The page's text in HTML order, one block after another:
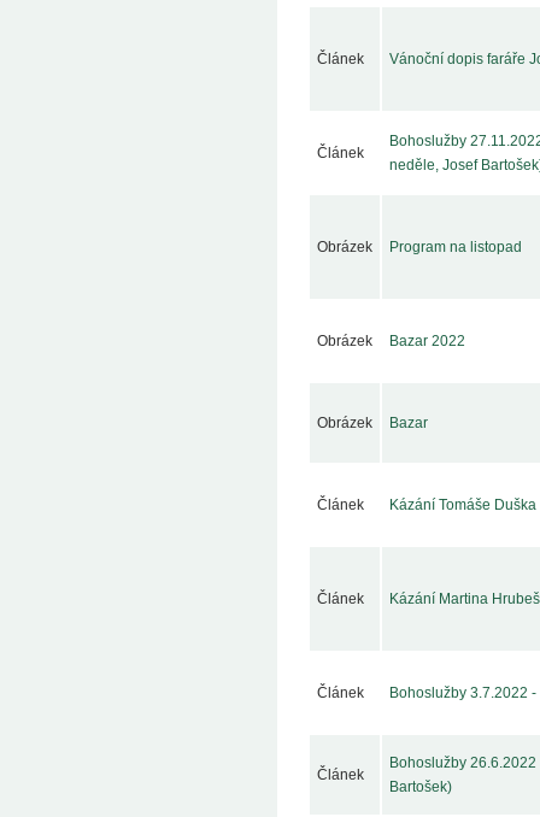
Článek Vánoční dopis faráře
Článek
Bohoslužby
neděle, Josef
Obrázek Program na listopad
Obrázek Bazar 2022
Obrázek Bazar
Článek Kázání Tomáše
Článek Kázání Martina
Článek Bohoslužby 3.7.2022
Článek
Bohoslužby
Bartošek)